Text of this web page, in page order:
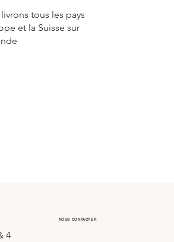
tous les pays
et la Suisse sur
4
NOUS CONTACTER